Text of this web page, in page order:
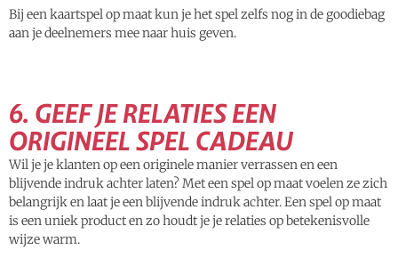
Bij een kaartspel op maat kun je het spel zelfs nog in de goodiebag
aan je deelnemers mee naar huis geven.
6. GEEF JE RELATIES EEN
ORIGINEEL SPEL CADEAU
Wil je je klanten op een originele manier verrassen en een
blijvende indruk achter laten? Met een spel op maat voelen ze zich
belangrijk en laat je een blijvende indruk achter. Een spel op maat
is een uniek product en zo houdt je je relaties op betekenisvolle
wijze warm.